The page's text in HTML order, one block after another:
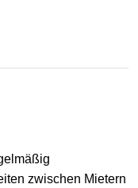
zwischen Mietern